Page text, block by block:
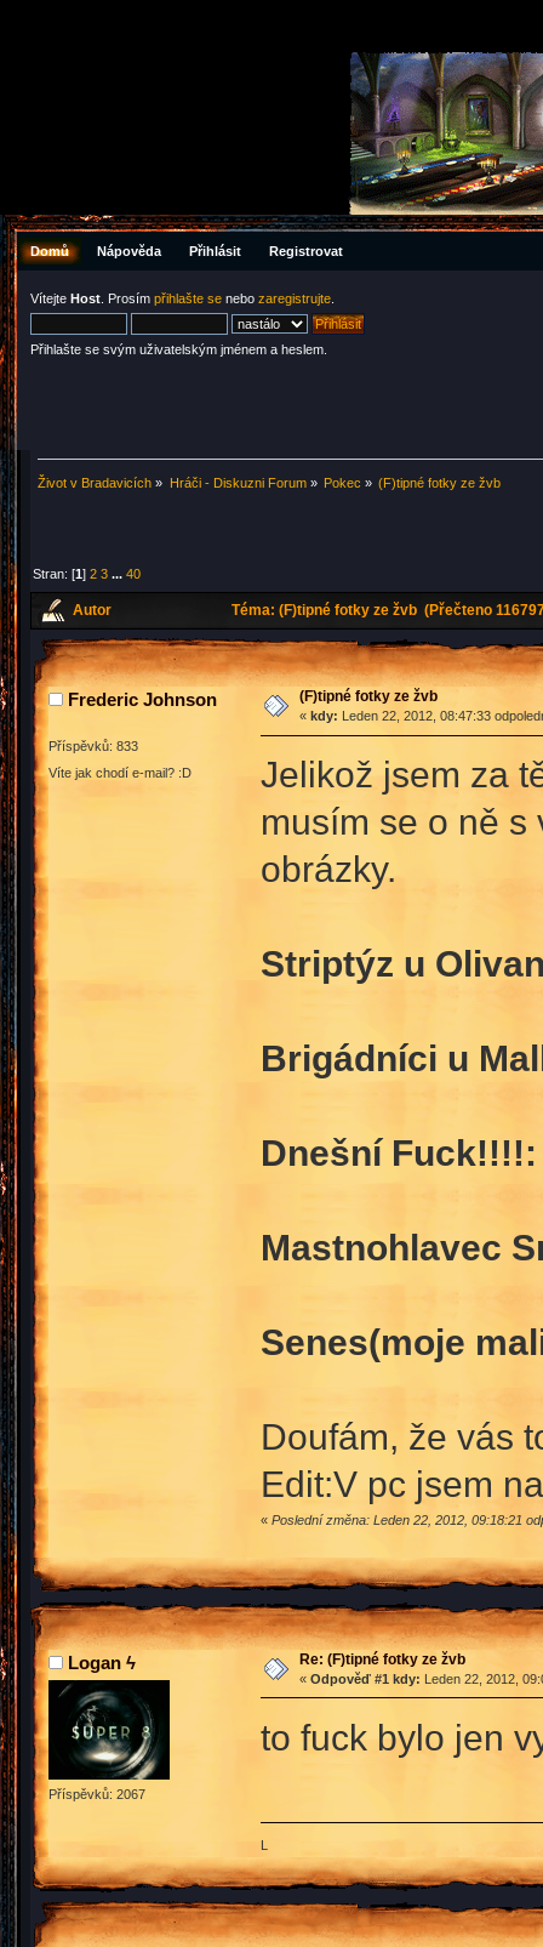
Domů Nápověda Přihlásit Registrovat
Vítejte Host . Prosím přihlašte se nebo zaregistrujte
Přihlašte se svým uživatelským jménem a heslem.
Život v Bradavicích » Hráči - Diskuzni Forum» Pokec » (F)tipné fotky ze žvb
Stran: [1]2 3 ...40
Autor Téma: (F)tipné fotky ze žvb (Přečteno
Frederic Johnson
Příspěvků: 833
Víte jak chodí e-mail? :D
(F)tipné fotky ze žvb
« kdy: Leden 22, 2012, 08:47:33
Jelikož jsem za
musím se o ně s
obrázky.
Striptýz u
Brigádníci u
Dnešní Fuck!!!!:
Mastnohlavec
Senes(moje
Doufám, že vás
Edit:V pc jsem
« Poslední změna: Leden 22, 2012, 09:18:21
Logan ϟ
Příspěvků: 2067
Re: (F)tipné fotky ze žvb
« Odpověď #1 kdy: Leden 22, 2012,
to fuck bylo jen
L